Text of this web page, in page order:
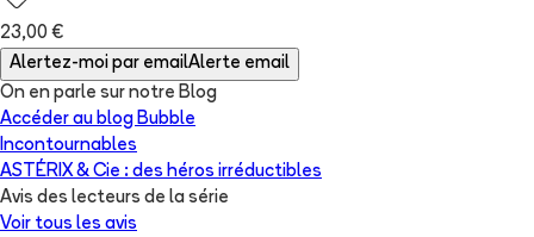
23,00 €
Alertez-moi par emailAlerte email
On en parle sur notre Blog
Accéder au blog Bubble
Incontournables
ASTÉRIX & Cie : des héros irréductibles
Avis des lecteurs de la série
Voir tous les avis